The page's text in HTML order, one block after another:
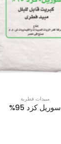
مبيدات فطرية
سوريل كزد 95%